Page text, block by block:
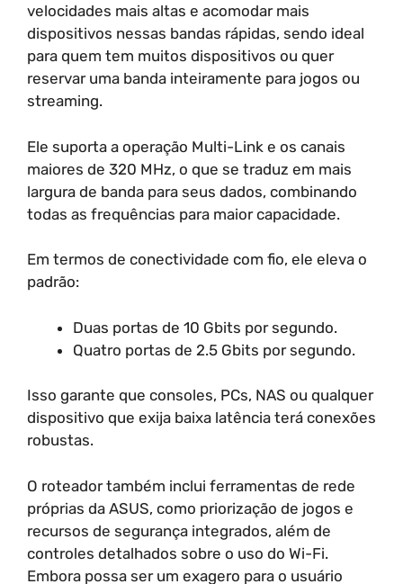
velocidades mais altas e acomodar mais
dispositivos nessas bandas rápidas, sendo ideal
para quem tem muitos dispositivos ou quer
reservar uma banda inteiramente para jogos ou
streaming.
Ele suporta a operação Multi-Link e os canais
maiores de 320 MHz, o que se traduz em mais
largura de banda para seus dados, combinando
todas as frequências para maior capacidade.
Em termos de conectividade com fio, ele eleva o
padrão:
Duas portas de 10 Gbits por segundo.
Quatro portas de 2.5 Gbits por segundo.
Isso garante que consoles, PCs, NAS ou qualquer
dispositivo que exija baixa latência terá conexões
robustas.
O roteador também inclui ferramentas de rede
próprias da ASUS, como priorização de jogos e
recursos de segurança integrados, além de
controles detalhados sobre o uso do Wi-Fi.
Embora possa ser um exagero para o usuário